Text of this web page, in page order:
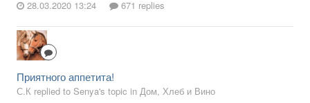
28.03.2020 13:24
671 replies
Приятного аппетита!
С.К replied to Senya's topic in Дом, Хлеб и Вино